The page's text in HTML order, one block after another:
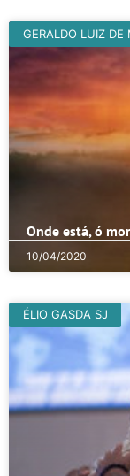
GERALDO LUIZ DE
Onde está, ó
10/04/2020
ÉLIO GASDA SJ